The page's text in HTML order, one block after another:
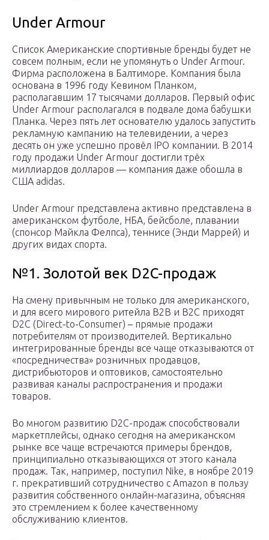
Under Armour
Список Американские спортивные бренды будет не
совсем полным, если не упомянуть о Under Armour.
Фирма расположена в Балтиморе. Компания была
основана в 1996 году Кевином Планком,
располагавшим 17 тысячами долларов. Первый офис
Under Armour располагался в подвале дома бабушки
Планка. Через пять лет основателю удалось запустить
рекламную кампанию на телевидении, а через
десять он уже успешно провёл IPO компании. В 2014
году продажи Under Armour достигли трёх
миллиардов долларов — компания даже обошла в
США adidas.
Under Armour представлена активно представлена в
американском футболе, НБА, бейсболе, плавании
(спонсор Майкла Фелпса), теннисе (Энди Маррей) и
других видах спорта.
№1. Золотой век D2C-продаж
На смену привычным не только для американского,
и для всего мирового ритейла B2B и B2С приходят
D2C (Direct-to-Consumer) – прямые продажи
потребителям от производителей. Вертикально
интегрированные бренды все чаще отказываются от
«посредничества» розничных продавцов,
дистрибьюторов и оптовиков, самостоятельно
развивая каналы распространения и продажи
товаров.
Во многом развитию D2C-продаж способствовали
маркетплейсы, однако сегодня на американском
рынке все чаще встречаются примеры брендов,
принципиально отказывающихся от этого канала
продаж. Так, например, поступил Nike, в ноябре 2019
г. прекративший сотрудничество с Amazon в пользу
развития собственного онлайн-магазина, объясняя
это стремлением к более качественному
обслуживанию клиентов.